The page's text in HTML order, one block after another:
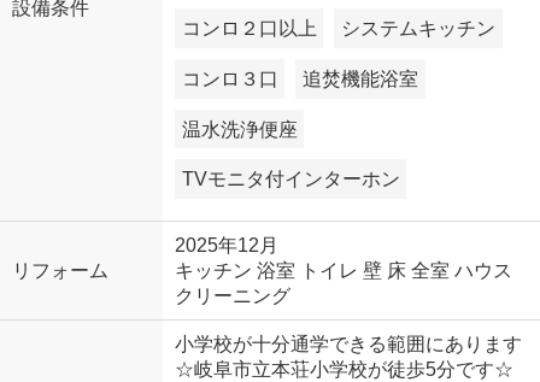
設備条件
コンロ２口以上
システムキッチン
コンロ３口 追焚機能浴室
温水洗浄便座
TVモニタ付インターホン
リフォーム
2025年12月
キッチン 浴室 トイレ 壁 床 全室 ハウス
クリーニング
小学校が十分通学できる範囲にあります
☆岐阜市立本荘小学校が徒歩5分です☆